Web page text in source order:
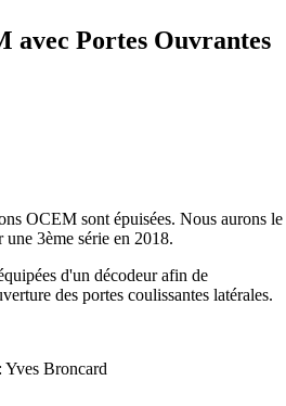
avec Portes Ouvrantes
OCEM sont épuisées. Nous aurons le
3ème série en 2018.
d'un décodeur afin de
des portes coulissantes latérales.
Yves Broncard